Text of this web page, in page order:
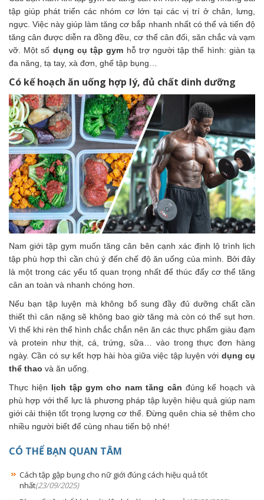
tập giúp phát triển các nhóm cơ lớn tại các vị trí ở chân, lưng,
ngực. Việc này giúp làm tăng cơ bắp nhanh nhất có thể và tiến độ
tăng cân được diễn ra đồng đều, cơ thể cân đối, săn chắc và vạm
vỡ. Một số dụng cụ tập gym hỗ trợ người tập thể hình: giàn tạ
đa năng, tạ tay, xà đơn, ghế tập bụng…
Có kế hoạch ăn uống hợp lý, đủ chất dinh dưỡng
Nam giới tập gym muốn tăng cân bên cạnh xác định lộ trình lịch
tập phù hợp thì cần chú ý đến chế độ ăn uống của mình. Bởi đây
là một trong các yếu tố quan trọng nhất để thúc đẩy cơ thể tăng
cân an toàn và nhanh chóng hơn.
Nếu bạn tập luyện mà không bổ sung đầy đủ dưỡng chất cần
thiết thì cân nặng sẽ không bao giờ tăng mà còn có thể sụt hơn.
Vì thế khi rèn thể hình chắc chắn nên ăn các thực phẩm giàu đạm
và protein như thịt, cá, trứng, sữa… vào trong thực đơn hàng
ngày. Cần có sự kết hợp hài hòa giữa việc tập luyện với dụng cụ
thể thao và ăn uống.
Thực hiện lịch tập gym cho nam tăng cân đúng kế hoạch và
phù hợp với thể lực là phương pháp tập luyện hiệu quả giúp nam
giới cải thiện tốt trọng lượng cơ thể. Đừng quên chia sẻ thêm cho
nhiều người biết để cùng nhau tiến bộ nhé!
CÓ THỂ BẠN QUAN TÂM
Cách tập gập bụng cho nữ giới đúng cách hiệu quả tốt
nhất(23/09/2025)